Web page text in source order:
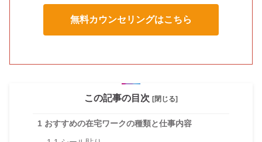
無料カウンセリングはこちら
この記事の目次 [閉じる]
1 おすすめの在宅ワークの種類と仕事内容